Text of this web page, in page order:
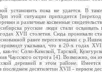
установить пока не удается. В
этой ситуации приходится
и различные косвенные
русские люди стали
XVII столетия. Сюда проникали
ранее переселенцами с
указывал, что в 20-х годах
то: Соли-Камской, Тарской,
Чаусского острога [4]. Возможно, он
деревней в этом районе. Имеется
последнем десятилетии XVII - первом